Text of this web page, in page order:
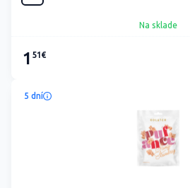
Na sklade
1 51€
5 dní